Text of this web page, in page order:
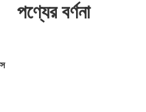
পণ্যের বর্ণনা